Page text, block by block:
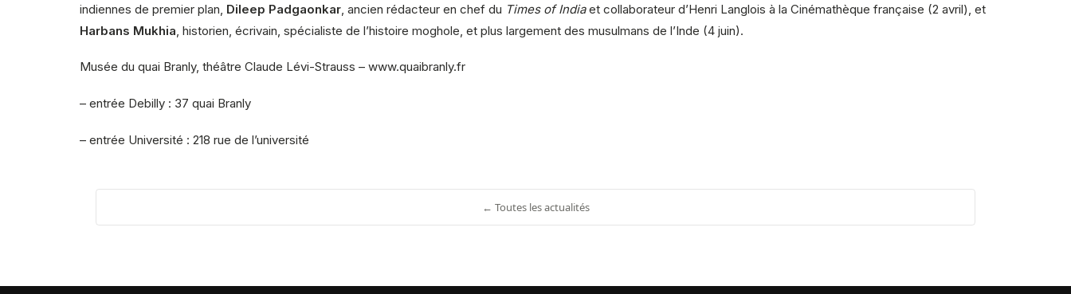
indiennes de premier plan, Dileep Padgaonkar , ancien rédacteur en chef du Times of Indiaet collaborateur d’Henri Langlois à la Cinémathèque française (2 avril), et
Harbans Mukhia , historien, écrivain, spécialiste de l’histoire moghole, et plus largement des musulmans de l’Inde (4 juin).
Musée du quai Branly, théâtre Claude Lévi-Strauss – www.quaibranly.fr
– entrée Debilly : 37 quai Branly
– entrée Université : 218 rue de l’université
← Toutes les actualités